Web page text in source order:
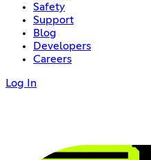
Safety
Support
Blog
Developers
Careers
Log In